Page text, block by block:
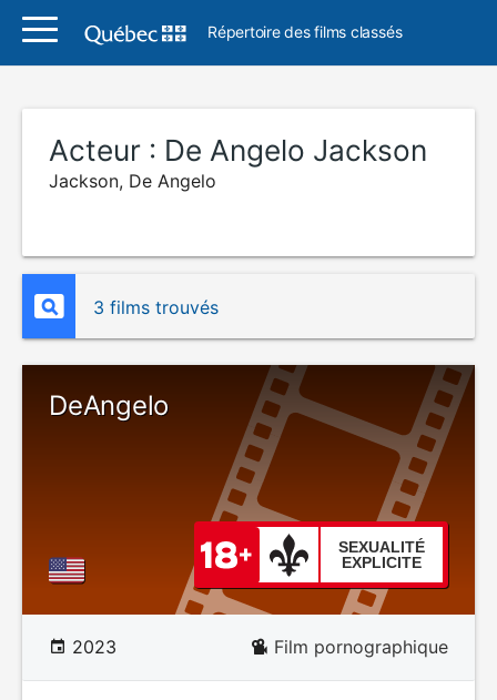
Répertoire des films classés
Acteur : De Angelo Jackson
Jackson, De Angelo
3 films trouvés
DeAngelo
SEXUALITÉ
EXPLICITE
2023 Film pornographique